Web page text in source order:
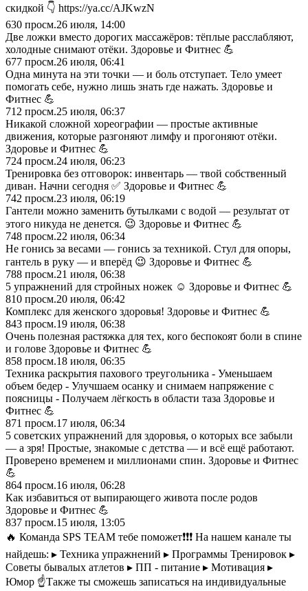
скидкой 👇 https://ya.cc/AJKwzN
630 просм.26 июля, 14:00
Две ложки вместо дорогих массажёров: тёплые расслабляют,
холодные снимают отёки. Здоровье и Фитнес 💪
677 просм.26 июля, 06:41
Одна минута на эти точки — и боль отступает. Тело умеет
помогать себе, нужно лишь знать где нажать. Здоровье и
Фитнес 💪
712 просм.25 июля, 06:37
Никакой сложной хореографии — простые активные
движения, которые разгоняют лимфу и прогоняют отёки.
Здоровье и Фитнес 💪
724 просм.24 июля, 06:23
Тренировка без отговорок: инвентарь — твой собственный
диван. Начни сегодня ✅ Здоровье и Фитнес 💪
742 просм.23 июля, 06:19
Гантели можно заменить бутылками с водой — результат от
этого никуда не денется. 😉 Здоровье и Фитнес 💪
748 просм.22 июля, 06:34
Не гонись за весами — гонись за техникой. Стул для опоры,
гантель в руку — и вперёд 😉 Здоровье и Фитнес 💪
788 просм.21 июля, 06:38
5 упражнений для стройных ножек ☺️ Здоровье и Фитнес 💪
810 просм.20 июля, 06:42
Комплекс для женского здоровья! Здоровье и Фитнес 💪
843 просм.19 июля, 06:38
Очень полезная растяжка для тех, кого беспокоят боли в спине
и голове Здоровье и Фитнес 💪
858 просм.18 июля, 06:35
Техника раскрытия пахового треугольника - Уменьшаем
объем бедер - Улучшаем осанку и снимаем напряжение с
поясницы - Получаем лёгкость в области таза Здоровье и
Фитнес 💪
871 просм.17 июля, 06:34
5 советских упражнений для здоровья, о которых все забыли
— а зря! Простые, знакомые с детства — и всё ещё работают.
Проверено временем и миллионами спин. Здоровье и Фитнес
💪
864 просм.16 июля, 06:28
Как избавиться от выпирающего живота после родов
Здоровье и Фитнес 💪
837 просм.15 июля, 13:05
🔥 Команда SPS TEAM тебе поможет❗️❗️❗️ На нашем канале ты
найдешь: ▸ Техника упражнений ▸ Программы Тренировок ▸
Советы бывалых атлетов ▸ ПП - питание ▸ Мотивация ▸
Юмор ☝️Также ты сможешь записаться на индивидуальные